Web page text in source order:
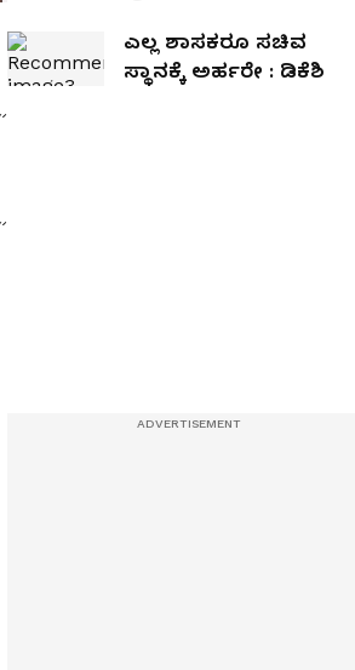
ಎಲ್ಲ ಶಾಸಕರೂ ಸಚಿವ
ಸ್ಥಾನಕ್ಕೆ ಅರ್ಹರೇ : ಡಿಕೆಶಿ